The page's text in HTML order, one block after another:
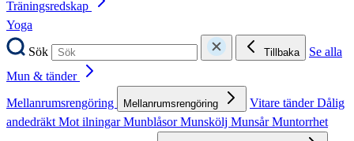
Träningsredskap
Yoga
Sök
Tillbaka
Se alla
Mun & tänder
Mellanrumsrengöring
Mellanrumsrengöring Vitare tänderDålig
andedräktMot ilningarMunblåsorMunskölj MunsårMuntorrhet